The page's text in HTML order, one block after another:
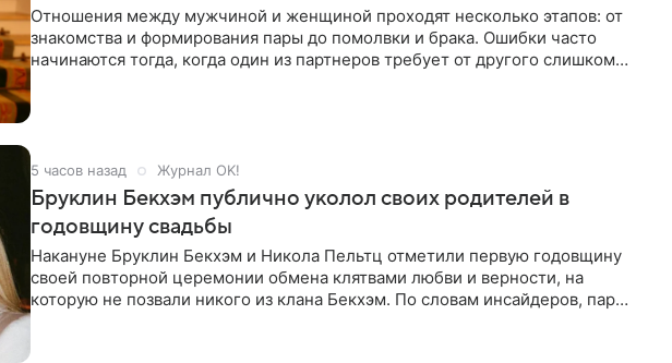
Отношения между мужчиной и женщиной проходят несколько этапов: от
знакомства и формирования пары до помолвки и брака. Ошибки часто
начинаются тогда, когда один из партнеров требует от другого слишком
5 часов назад Журнал OK!
Бруклин Бекхэм публично уколол своих родителей в
годовщину свадьбы
Накануне Бруклин Бекхэм и Никола Пельтц отметили первую годовщину
своей повторной церемонии обмена клятвами любви и верности, на
которую не позвали никого из клана Бекхэм. По словам инсайдеров, пара